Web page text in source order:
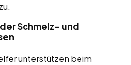
Schmelz- und
unterstützen beim